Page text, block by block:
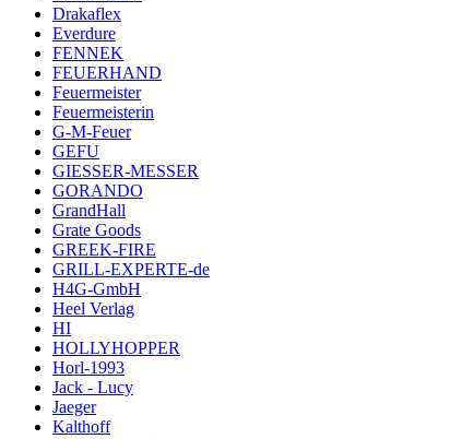
Drakaflex
Everdure
FENNEK
FEUERHAND
Feuermeister
Feuermeisterin
G-M-Feuer
GEFU
GIESSER-MESSER
GORANDO
GrandHall
Grate Goods
GREEK-FIRE
GRILL-EXPERTE-de
H4G-GmbH
Heel Verlag
HI
HOLLYHOPPER
Horl-1993
Jack - Lucy
Jaeger
Kalthoff